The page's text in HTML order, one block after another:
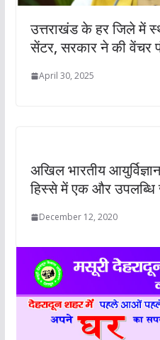
उत्तराखंड के हर जिले में
सेंटर, सरकार ने की वेंचर
April 30, 2025
अखिल भारतीय
हिस्से में एक और
December 12, 2020